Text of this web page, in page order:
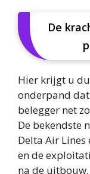
De
Hier krijgt u
onderpand
belegger net
De bekendste
Delta Air
en de
na de